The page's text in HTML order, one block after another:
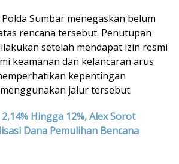
Sumbar menegaskan belum
rencana tersebut. Penutupan
setelah mendapat izin resmi
keamanan dan kelancaran arus
kepentingan
jalur tersebut.
Hingga 12%, Alex Sorot
Dana Pemulihan Bencana